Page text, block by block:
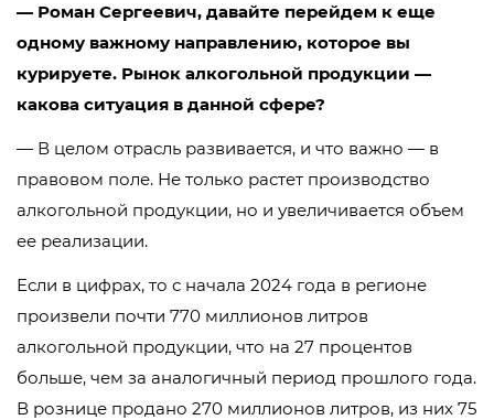
— Роман Сергеевич, давайте перейдем к еще
одному важному направлению, которое вы
курируете. Рынок алкогольной продукции —
какова ситуация в данной сфере?
— В целом отрасль развивается, и что важно — в
правовом поле. Не только растет производство
алкогольной продукции, но и увеличивается объем
ее реализации.
Если в цифрах, то с начала 2024 года в регионе
произвели почти 770 миллионов литров
алкогольной продукции, что на 27 процентов
больше, чем за аналогичный период прошлого года.
В рознице продано 270 миллионов литров, из них 75